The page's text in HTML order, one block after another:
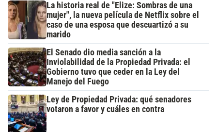
La historia real de "Elize: Sombras de una
mujer", la nueva película de Netflix sobre el
caso de una esposa que descuartizó a su
marido
El Senado dio media sanción a la
Inviolabilidad de la Propiedad Privada: el
Gobierno tuvo que ceder en la Ley del
Manejo del Fuego
Ley de Propiedad Privada: qué senadores
votaron a favor y cuáles en contra